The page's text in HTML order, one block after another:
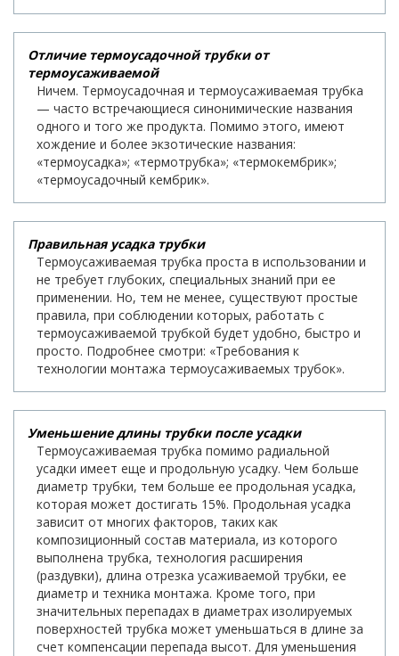
Отличие термоусадочной трубки от
термоусаживаемой
Ничем. Термоусадочная и термоусаживаемая трубка
— часто встречающиеся синонимические названия
одного и того же продукта. Помимо этого, имеют
хождение и более экзотические названия:
«термоусадка»; «термотрубка»; «термокембрик»;
«термоусадочный кембрик».
Правильная усадка трубки
Термоусаживаемая трубка проста в использовании и
не требует глубоких, специальных знаний при ее
применении. Но, тем не менее, существуют простые
правила, при соблюдении которых, работать с
термоусаживаемой трубкой будет удобно, быстро и
просто. Подробнее смотри: «Требования к
технологии монтажа термоусаживаемых трубок».
Уменьшение длины трубки после усадки
Термоусаживаемая трубка помимо радиальной
усадки имеет еще и продольную усадку. Чем больше
диаметр трубки, тем больше ее продольная усадка,
которая может достигать 15%. Продольная усадка
зависит от многих факторов, таких как
композиционный состав материала, из которого
выполнена трубка, технология расширения
(раздувки), длина отрезка усаживаемой трубки, ее
диаметр и техника монтажа. Кроме того, при
значительных перепадах в диаметрах изолируемых
поверхностей трубка может уменьшаться в длине за
счет компенсации перепада высот. Для уменьшения